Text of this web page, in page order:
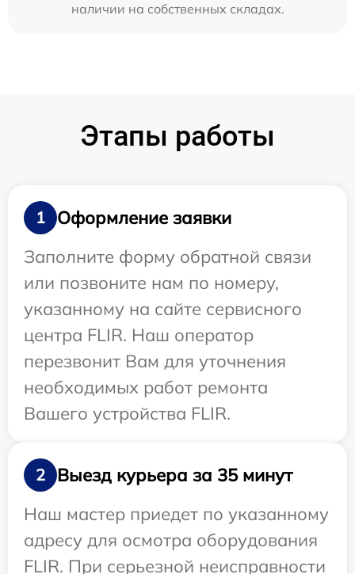
наличии на собственных складах.
Этапы работы
1
Оформление заявки
Заполните форму обратной связи
или позвоните нам по номеру,
указанному на сайте сервисного
центра FLIR. Наш оператор
перезвонит Вам для уточнения
необходимых работ ремонта
Вашего устройства FLIR.
2
Выезд курьера за 35 минут
Наш мастер приедет по указанному
адресу для осмотра оборудования
FLIR. При серьезной неисправности